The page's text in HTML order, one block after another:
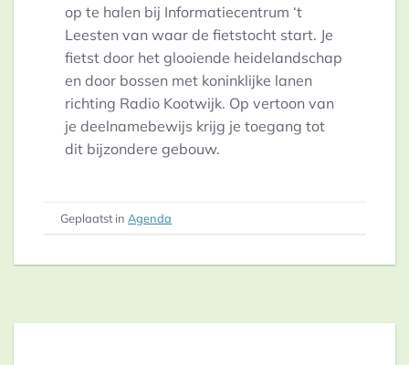
op te halen bij Informatiecentrum ‘t
Leesten van waar de fietstocht start. Je
fietst door het glooiende heidelandschap
en door bossen met koninklijke lanen
richting Radio Kootwijk. Op vertoon van
je deelnamebewijs krijg je toegang tot
dit bijzondere gebouw.
Geplaatst inAgenda